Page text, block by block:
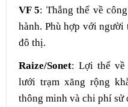
VF 5: Thắng thế về
hành. Phù hợp với
đô thị.
Raize/Sonet: Lợi thế về
lưới trạm xăng rộng
thông minh và chi phí sử